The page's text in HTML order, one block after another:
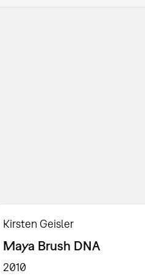
Kirsten Geisler
Maya Brush DNA
2010